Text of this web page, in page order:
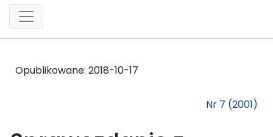
Opublikowane: 2018-10-17
Nr 7 (2001)